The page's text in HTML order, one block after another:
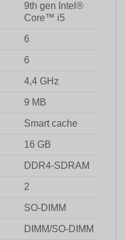
9th gen Intel®
Core™ i5
6
6
4,4 GHz
9 MB
Smart cache
16 GB
DDR4-SDRAM
2
SO-DIMM
DIMM/SO-DIMM